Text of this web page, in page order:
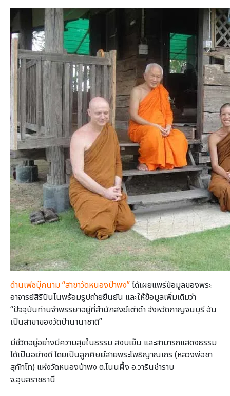
ด้านเฟซบุ๊กนาม “สาขาวัดหนองป่าพง”ได้เผยแพร่ข้อมูลของพระ
อาจารย์สิริปันโนพร้อมรูปถ่ายยืนยัน และให้ข้อมูลเพิ่มเติมว่า
“ปัจจุบันท่านจำพรรษาอยู่ที่สำนักสงฆ์เต่าดำ จังหวัดกาญจนบุรี อัน
เป็นสาขาของวัดป่านานาชาติ”
มีชีวิตอยู่อย่างมีความสุขในธรรม สงบเย็น และสามารถแสดงธรรม
ได้เป็นอย่างดี โดยเป็นลูกศิษย์สายพระโพธิญาณเถร (หลวงพ่อชา
สุภัทโท) แห่งวัดหนองป่าพง ต.โนนผึ้ง อ.วารินชำราบ
จ.อุบลราชธานี